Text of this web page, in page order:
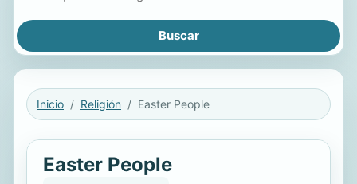
Inicio Religión Easter People
Easter People